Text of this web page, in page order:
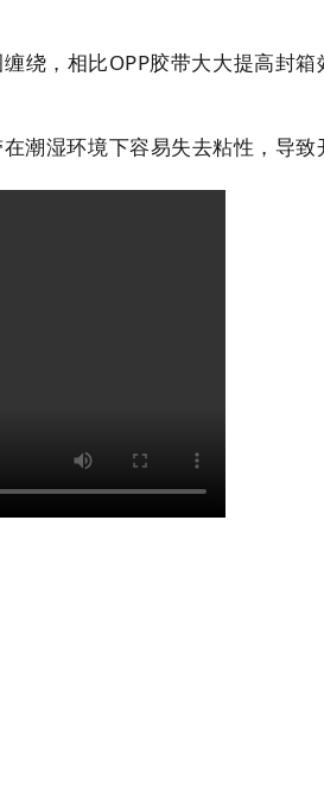
绕，相比OPP胶带大大提高封
潮湿环境下容易失去粘性，导致